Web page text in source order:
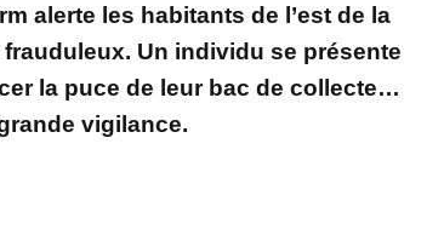
alerte les habitants de l’est de la
Un individu se présente
la puce de leur bac de collecte…
vigilance.